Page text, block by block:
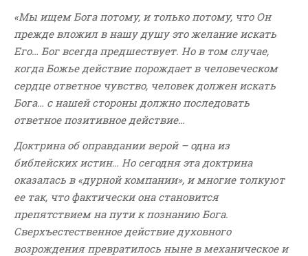
ГЛАВНАЯ
МОИ КНИГИ
СЛОВО-АУДИО
СЛОВО-ВИДЕО
ВОПРОСЫ ПАСТОРУ
КОНТАКТ
РУБРИКИ
Аудио
«Мы ищем Бога потому, и только потому, что Он
прежде вложил в нашу душу это желание искать
Его… Бог всегда предшествует. Но в том случае,
когда Божье действие порождает в человеческом
сердце ответное чувство, человек должен искать
Бога… с нашей стороны должно последовать
ответное позитивное действие…
Доктрина об оправдании верой – одна из
библейских истин… Но сегодня эта доктрина
оказалась в «дурной компании», и многие толкуют
ее так, что фактически она становится
препятствием на пути к познанию Бога.
Сверхъестественное действие духовного
возрождения превратилось ныне в механическое и